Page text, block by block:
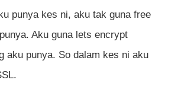
punya kes ni, aku tak guna free
Aku guna lets encrypt
aku punya. So dalam kes ni aku